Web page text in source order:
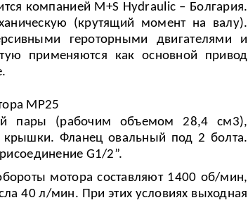
компанией M+S Hydraulic – Болгария.
(крутящий момент на валу).
героторными двигателями и
применяются как основной привод
МР25
пары (рабочим объемом 28,4 см3),
Фланец овальный под 2 болта.
G1/2”.
мотора составляют 1400 об/мин,
40 л/мин. При этих условиях выходная